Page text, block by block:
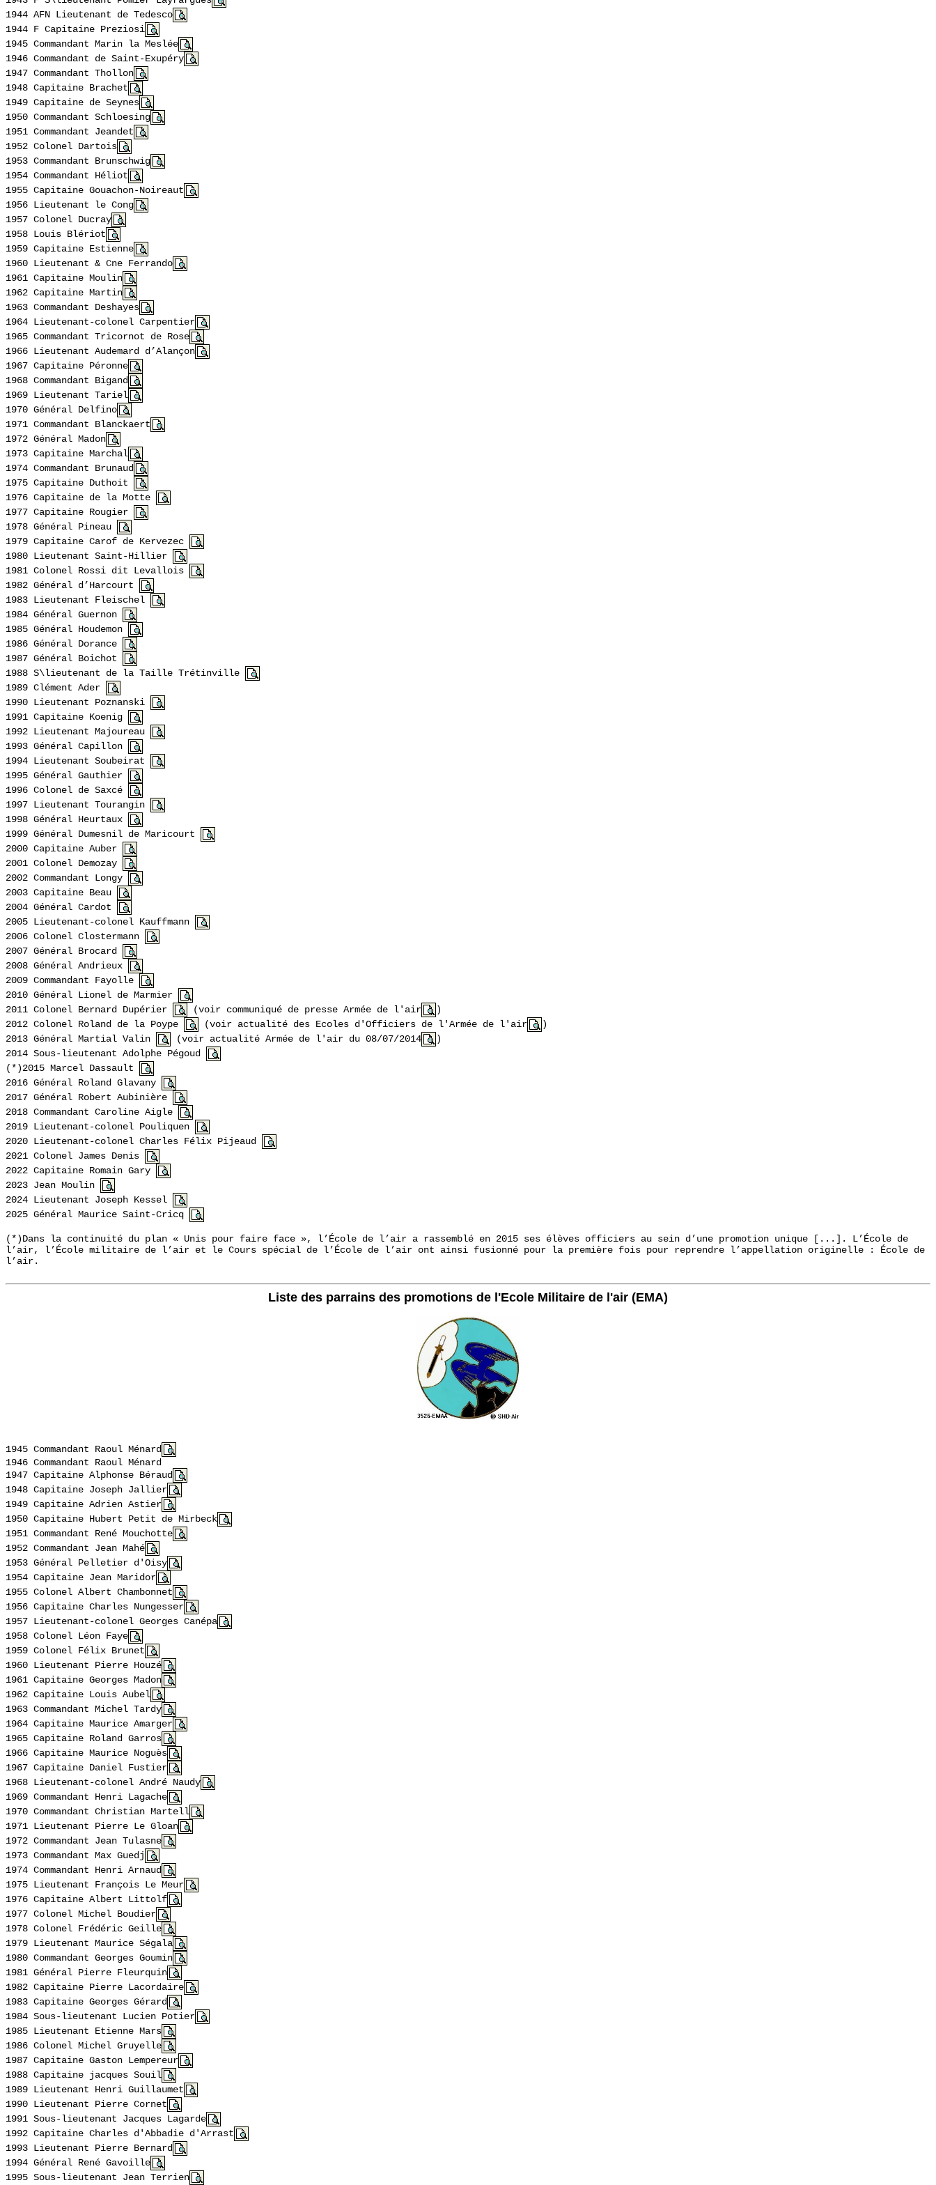
1944 AFN Lieutenant de Tedesco
1944 F Capitaine Preziosi
1945 Commandant Marin la Meslée
1946 Commandant de Saint-Exupéry
1947 Commandant Thollon
1948 Capitaine Brachet
1949 Capitaine de Seynes
1950 Commandant Schloesing
1951 Commandant Jeandet
1952 Colonel Dartois
1953 Commandant Brunschwig
1954 Commandant Héliot
1955 Capitaine Gouachon-Noireaut
1956 Lieutenant le Cong
1957 Colonel Ducray
1958 Louis Blériot
1959 Capitaine Estienne
1960 Lieutenant & Cne Ferrando
1961 Capitaine Moulin
1962 Capitaine Martin
1963 Commandant Deshayes
1964 Lieutenant-colonel Carpentier
1965 Commandant Tricornot de Rose
1966 Lieutenant Audemard d’Alançon
1967 Capitaine Péronne
1968 Commandant Bigand
1969 Lieutenant Tariel
1970 Général Delfino
1971 Commandant Blanckaert
1972 Général Madon
1973 Capitaine Marchal
1974 Commandant Brunaud
1975 Capitaine Duthoit
1976 Capitaine de la Motte
1977 Capitaine Rougier
1978 Général Pineau
1979 Capitaine Carof de Kervezec
1980 Lieutenant Saint-Hillier
1981 Colonel Rossi dit Levallois
1982 Général d’Harcourt
1983 Lieutenant Fleischel
1984 Général Guernon
1985 Général Houdemon
1986 Général Dorance
1987 Général Boichot
1988 S\lieutenant de la Taille Trétinville
1989 Clément Ader
1990 Lieutenant Poznanski
1991 Capitaine Koenig
1992 Lieutenant Majoureau
1993 Général Capillon
1994 Lieutenant Soubeirat
1995 Général Gauthier
1996 Colonel de Saxcé
1997 Lieutenant Tourangin
1998 Général Heurtaux
1999 Général Dumesnil de Maricourt
2000 Capitaine Auber
2001 Colonel Demozay
2002 Commandant Longy
2003 Capitaine Beau
2004 Général Cardot
2005 Lieutenant-colonel Kauffmann
2006 Colonel Clostermann
2007 Général Brocard
2008 Général Andrieux
2009 Commandant Fayolle
2010 Général Lionel de Marmier
2011 Colonel Bernard Dupérier
(voir communiqué de presse Armée de l'air
)
2012 Colonel Roland de la Poype
(voir actualité des Ecoles d'Officiers de l'Armée de l'air
)
2013 Général Martial Valin
(voir actualité Armée de l'air du 08/07/2014
)
2014 Sous-lieutenant Adolphe Pégoud
(*)2015 Marcel Dassault
2016 Général Roland Glavany
2017 Général Robert Aubinière
2018 Commandant Caroline Aigle
2019 Lieutenant-colonel Pouliquen
2020 Lieutenant-colonel Charles Félix Pijeaud
2021 Colonel James Denis
2022 Capitaine Romain Gary
2023 Jean Moulin
2024 Lieutenant Joseph Kessel
2025 Général Maurice Saint-Cricq
(*)Dans la continuité du plan « Unis pour faire face », l’École de l’air a rassemblé en 2015 ses élèves officiers au sein d’une promotion unique [...]. L’École de
l’air, l’École militaire de l’air et le Cours spécial de l’École de l’air ont ainsi fusionné pour la première fois pour reprendre l’appellation originelle : École de
l’air.
Liste des parrains des promotions de l'Ecole Militaire de l'air (EMA)
1945 Commandant Raoul Ménard
1946 Commandant Raoul Ménard
1947 Capitaine Alphonse Béraud
1948 Capitaine Joseph Jallier
1949 Capitaine Adrien Astier
1950 Capitaine Hubert Petit de Mirbeck
1951 Commandant René Mouchotte
1952 Commandant Jean Mahé
1953 Général Pelletier d'Oisy
1954 Capitaine Jean Maridor
1955 Colonel Albert Chambonnet
1956 Capitaine Charles Nungesser
1957 Lieutenant-colonel Georges Canépa
1958 Colonel Léon Faye
1959 Colonel Félix Brunet
1960 Lieutenant Pierre Houzé
1961 Capitaine Georges Madon
1962 Capitaine Louis Aubel
1963 Commandant Michel Tardy
1964 Capitaine Maurice Amarger
1965 Capitaine Roland Garros
1966 Capitaine Maurice Noguès
1967 Capitaine Daniel Fustier
1968 Lieutenant-colonel André Naudy
1969 Commandant Henri Lagache
1970 Commandant Christian Martell
1971 Lieutenant Pierre Le Gloan
1972 Commandant Jean Tulasne
1973 Commandant Max Guedj
1974 Commandant Henri Arnaud
1975 Lieutenant François Le Meur
1976 Capitaine Albert Littolf
1977 Colonel Michel Boudier
1978 Colonel Frédéric Geille
1979 Lieutenant Maurice Ségala
1980 Commandant Georges Goumin
1981 Général Pierre Fleurquin
1982 Capitaine Pierre Lacordaire
1983 Capitaine Georges Gérard
1984 Sous-lieutenant Lucien Potier
1985 Lieutenant Etienne Mars
1986 Colonel Michel Gruyelle
1987 Capitaine Gaston Lempereur
1988 Capitaine jacques Souil
1989 Lieutenant Henri Guillaumet
1990 Lieutenant Pierre Cornet
1991 Sous-lieutenant Jacques Lagarde
1992 Capitaine Charles d'Abbadie d'Arrast
1993 Lieutenant Pierre Bernard
1994 Général René Gavoille
1995 Sous-lieutenant Jean Terrien